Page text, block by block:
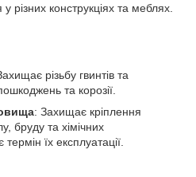
різних конструкціях та меблях.
різьбу гвинтів та
та корозії.
: Захищає кріплення
бруду та хімічних
їх експлуатації.